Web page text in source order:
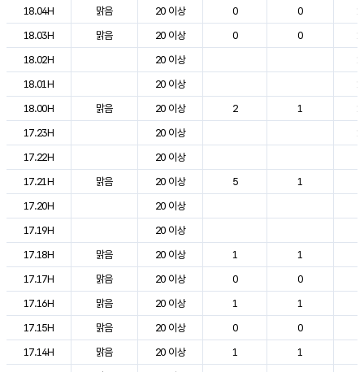
18.04H
맑음 20 이상 0 0
18.03H
맑음 20 이상 0 0
18.02H
20 이상
18.01H
20 이상
18.00H
맑음 20 이상 2 1
17.23H
20 이상
17.22H
20 이상
17.21H
맑음 20 이상 5 1
17.20H
20 이상
17.19H
20 이상
17.18H
맑음 20 이상 1 1
17.17H
맑음 20 이상 0 0
17.16H
맑음 20 이상 1 1
17.15H
맑음 20 이상 0 0
17.14H
맑음 20 이상 1 1